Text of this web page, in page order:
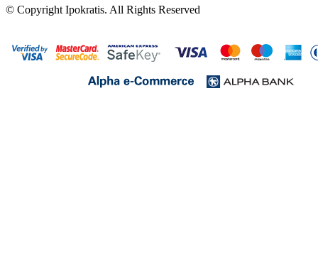
© Copyright Ipokratis. All Rights Reserved